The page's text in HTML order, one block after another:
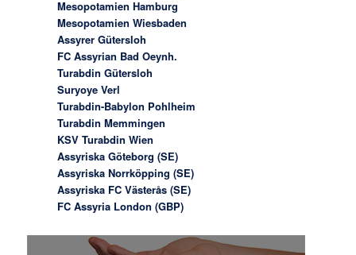
Mesopotamien Hamburg
Mesopotamien Wiesbaden
Assyrer Gütersloh
FC Assyrian Bad Oeynh.
Turabdin Gütersloh
Suryoye Verl
Turabdin-Babylon Pohlheim
Turabdin Memmingen
KSV Turabdin Wien
Assyriska Göteborg (SE)
Assyriska Norrköpping (SE)
Assyriska FC Västerås (SE)
FC Assyria London (GBP)